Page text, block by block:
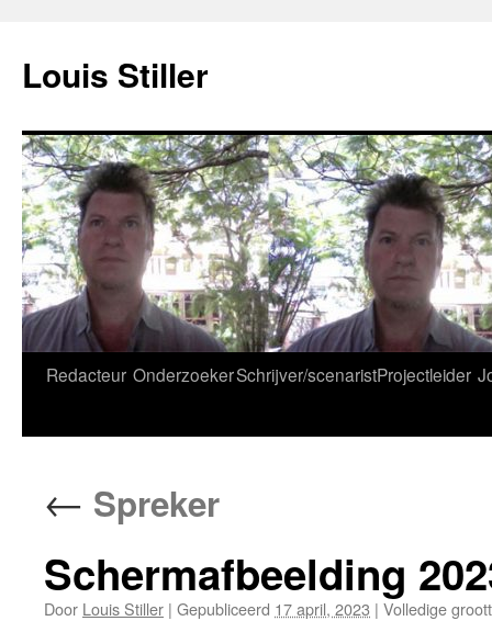
inhoud
Louis Stiller
Redacteur OnderzoekerSchrijver/scenaristProjectleider
← Spreker
Schermafbeelding
Door Louis Stiller | Gepubliceerd 17 april, 2023 | Volledige